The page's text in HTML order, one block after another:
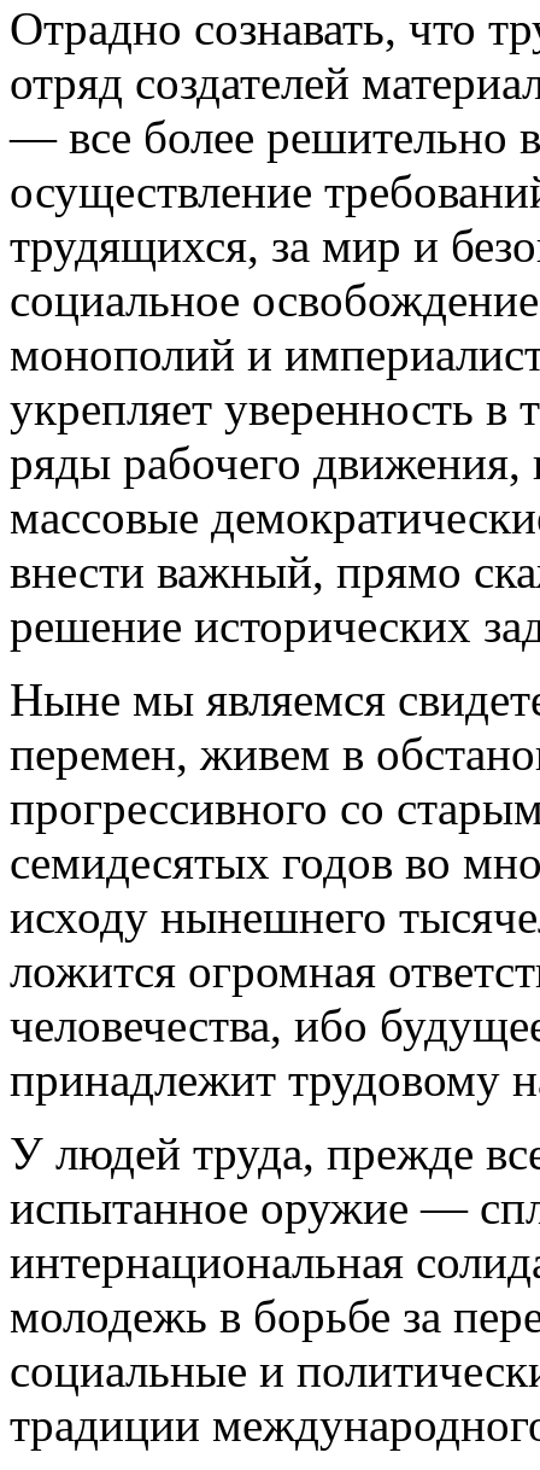
Отрадно сознавать, что
отряд создателей
— все более решительно
осуществление
трудящихся, за мир и
социальное
монополий и
укрепляет уверенность в
ряды рабочего
массовые
внести важный, прямо
решение исторических
Ныне мы являемся
перемен, живем в
прогрессивного со
семидесятых годов во
исходу нынешнего
ложится огромная
человечества, ибо
принадлежит трудовому
У людей труда, прежде
испытанное оружие —
интернациональная
молодежь в борьбе за
социальные и
традиции